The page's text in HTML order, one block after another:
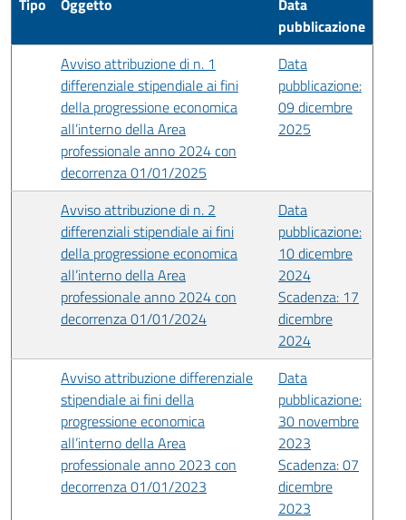
Tipo Oggetto
Data
pubblicazione
Avviso attribuzione di n. 1
differenziale stipendiale ai fini
della progressione economica
all’interno della Area
professionale anno 2024 con
decorrenza 01/01/2025
Data
pubblicazione:
09 dicembre
2025
Avviso attribuzione di n. 2
differenziali stipendiale ai fini
della progressione economica
all’interno della Area
professionale anno 2024 con
decorrenza 01/01/2024
Data
pubblicazione:
10 dicembre
2024
Scadenza: 17
dicembre
2024
Avviso attribuzione differenziale
stipendiale ai fini della
progressione economica
all’interno della Area
professionale anno 2023 con
decorrenza 01/01/2023
Data
pubblicazione:
30 novembre
2023
Scadenza: 07
dicembre
2023